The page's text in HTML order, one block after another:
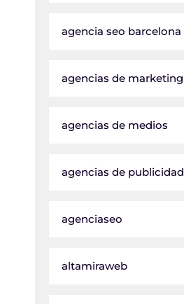
agencia seo barcelona
agencias de marketing
agencias de medios
agencias de publicidad
agenciaseo
altamiraweb